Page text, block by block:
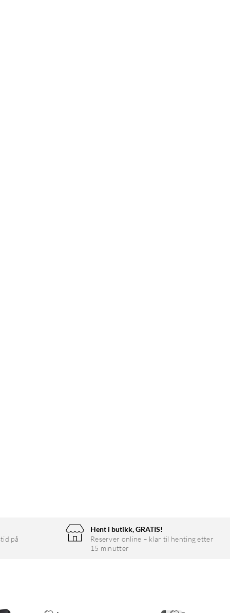
på
Hent i butikk, GRATIS!
Reserver online – klar til henting etter
15 minutter